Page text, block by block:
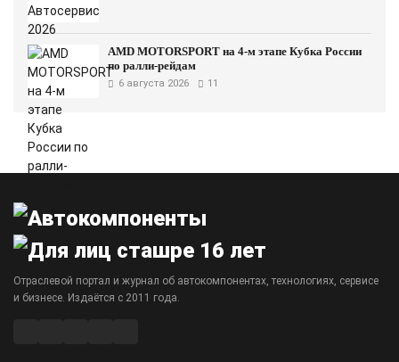
AMD MOTORSPORT на 4-м этапе Кубка России
по ралли-рейдам
6 августа 2026 11
Отраслевой портал и журнал об автокомпонентах, технологиях, сервисе
и бизнесе. Издаётся с 2011 года.